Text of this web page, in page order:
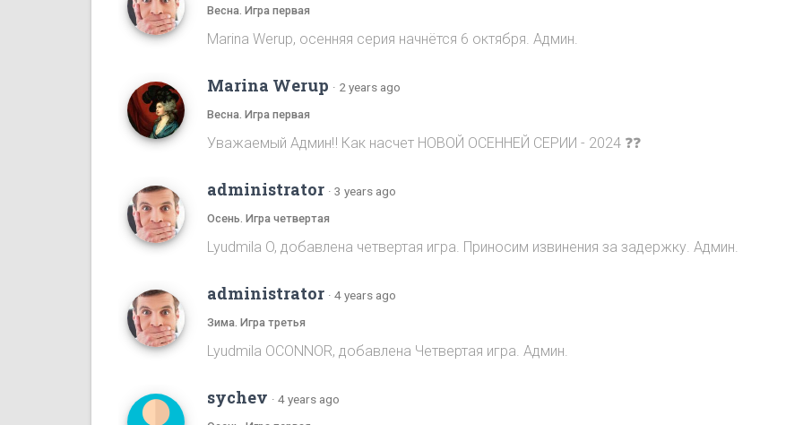
Весна. Игра первая
Marina Werup, осенняя серия начнётся 6 октября. Админ.
Marina Werup · 2 years ago
Весна. Игра первая
Уважаемый Админ‼️ Как насчет НОВОЙ ОСЕННЕЙ СЕРИИ - 2024 ❓❓
administrator · 3 years ago
Осень. Игра четвертая
Lyudmila O, добавлена четвертая игра. Приносим извинения за задержку. Админ.
administrator · 4 years ago
Зима. Игра третья
Lyudmila OCONNOR, добавлена Четвертая игра. Админ.
sychev · 4 years ago